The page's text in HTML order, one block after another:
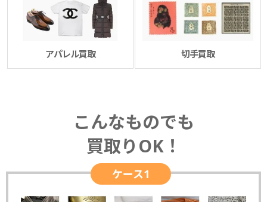
アパレル買取 切手買取
こんなものでも
買取りOK！
ケース1